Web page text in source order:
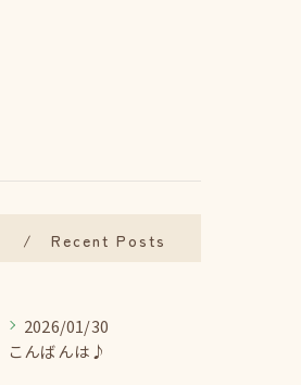
Recent Posts
2026/01/30
こんばんは♪